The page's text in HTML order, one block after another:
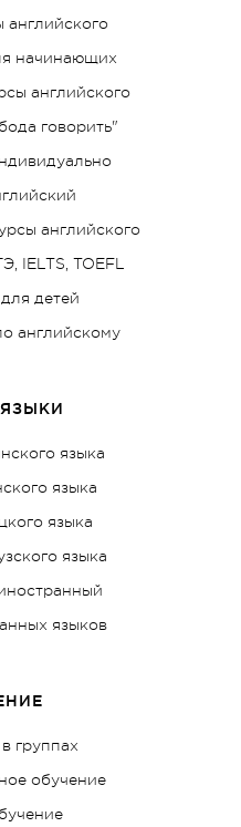
начинающих
английского
говорить"
английского
IELTS, TOEFL
детей
английскому
языка
языка
языка
языка
языков
группах
обучение